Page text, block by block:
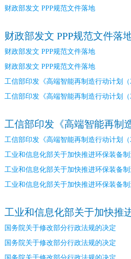
财政部发文 PPP规范文件落地
财政部发文 PPP规范文件落
财政部发文 PPP规范文件落地
财政部发文 PPP规范文件落地
工信部印发《高端智能再制造行动计划（
工信部印发《高端智能再制造行动计划（
工信部印发《高端智能再制
工信部印发《高端智能再制造行动计划（
工业和信息化部关于加快推进环保装备
工业和信息化部关于加快推进环保装备
工业和信息化部关于加快推进环保装备
工业和信息化部关于加快推
国务院关于修改部分行政法规的决定
国务院关于修改部分行政法规的决定